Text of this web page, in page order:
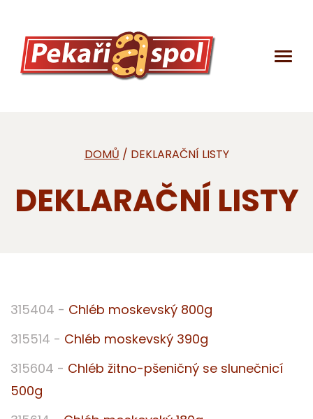
DOMŮ / DEKLARAČNÍ LISTY
DEKLARAČNÍ LISTY
315404 - Chléb moskevský 800g
315514 - Chléb moskevský 390g
315604 - Chléb žitno-pšeničný se slunečnicí
500g